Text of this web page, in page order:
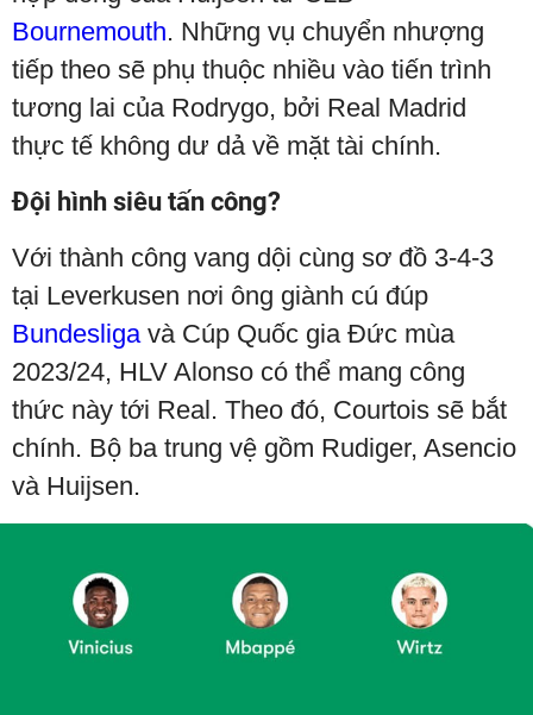
Bournemouth. Những vụ chuyển nhượng
tiếp theo sẽ phụ thuộc nhiều vào tiến trình
tương lai của Rodrygo, bởi Real Madrid
thực tế không dư dả về mặt tài chính.
Đội hình siêu tấn công?
Với thành công vang dội cùng sơ đồ 3-4-3
tại Leverkusen nơi ông giành cú đúp
Bundesligavà Cúp Quốc gia Đức mùa
2023/24, HLV Alonso có thể mang công
thức này tới Real. Theo đó, Courtois sẽ bắt
chính. Bộ ba trung vệ gồm Rudiger, Asencio
và Huijsen.